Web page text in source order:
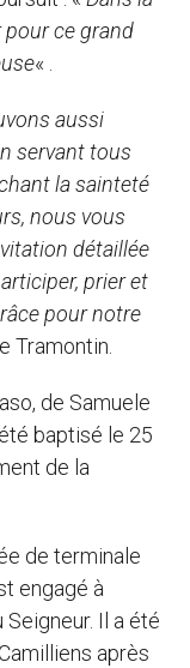
pour ce grand
« .
aussi
servant tous
la sainteté
nous vous
détaillée
prier et
pour notre
Tramontin.
de Samuele
baptisé le 25
de la
de terminale
engagé à
Il a été
après